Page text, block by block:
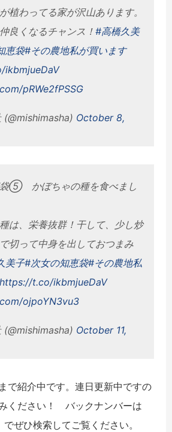
植わってる家が沢山あります。
良くなるチャンス！ #高橋久美
恵袋#その農地私が買います
pRWe2fPSSG
(@mishimasha) October 8,
袋⑤ かぼちゃの種を食べまし
は、栄養抜群！干して、少し炒
切って中身を出しておつまみ
美子#次女の知恵袋#その農地私
https://t.co/ikbmjueDaV
ojpoYN3vu3
(@mishimasha) October 11,
紹介中です。連日更新中ですの
ください！ バックナンバーは
でぜひ検索してご覧ください。